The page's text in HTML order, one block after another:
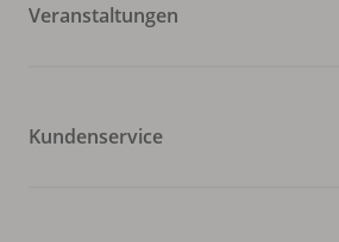
Veranstaltungen
Kundenservice